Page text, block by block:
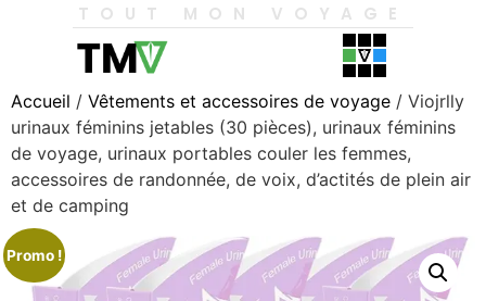
TOUT MON VOYAGE
Accueil / Vêtements et accessoires de voyage / Viojrlly
urinaux féminins jetables (30 pièces), urinaux féminins
de voyage, urinaux portables couler les femmes,
accessoires de randonnée, de voix, d’actités de plein air
et de camping
Promo !